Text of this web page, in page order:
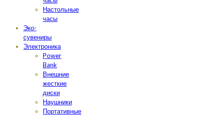
Настольные
часы
Эко-
сувениры
Электроника
Power
Bank
Внешние
жесткие
диски
Наушники
Портативные